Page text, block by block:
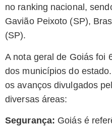
no ranking nacional,
Gavião Peixoto (SP),
(SP).
A nota geral de Goiás foi
dos municípios do
os avanços divulgados
diversas áreas:
Segurança: Goiás é